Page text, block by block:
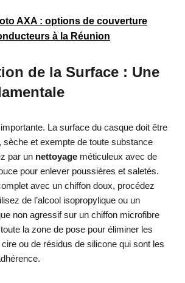
AXA : options de couverture
à la Réunion
de la Surface : Une
importante. La surface du casque doit être
sèche et exempte de toute substance
par un nettoyage méticuleux avec de
pour enlever poussières et saletés.
avec un chiffon doux, procédez
de l’alcool isopropylique ou un
non agressif sur un chiffon microfibre
la zone de pose pour éliminer les
ou de résidus de silicone qui sont les